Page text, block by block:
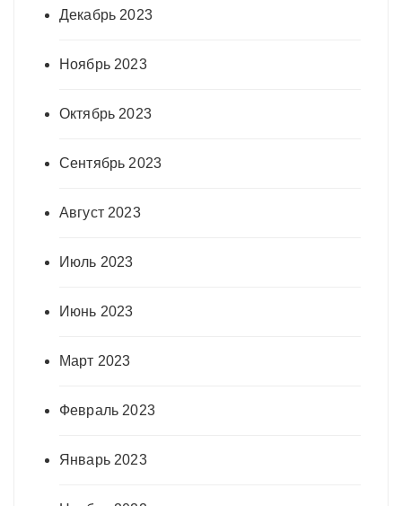
Декабрь 2023
Ноябрь 2023
Октябрь 2023
Сентябрь 2023
Август 2023
Июль 2023
Июнь 2023
Март 2023
Февраль 2023
Январь 2023